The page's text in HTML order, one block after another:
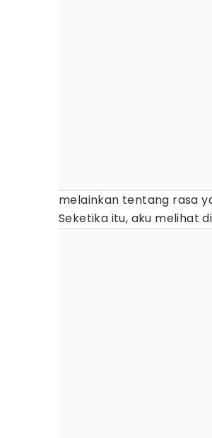
melainkan tentang rasa
Seketika itu, aku melihat